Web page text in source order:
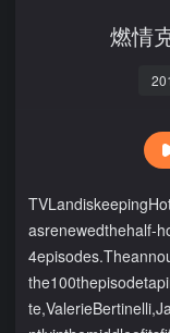
燃情
asrenewedthehalf-